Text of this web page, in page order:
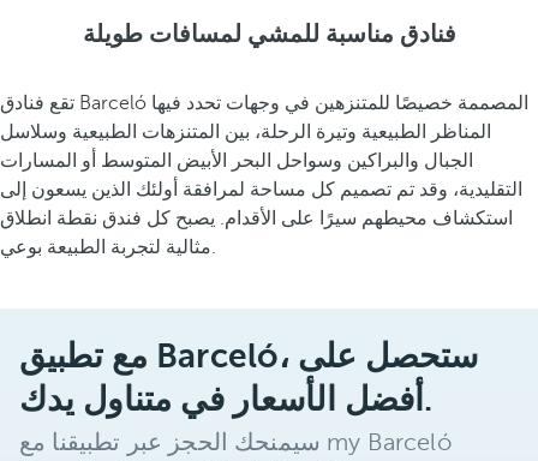
فنادق مناسبة للمشي لمسافات طويلة
تقع فنادق Barceló المصممة خصيصًا للمتنزهين في وجهات تحدد فيها
المناظر الطبيعية وتيرة الرحلة، بين المتنزهات الطبيعية وسلاسل
الجبال والبراكين وسواحل البحر الأبيض المتوسط أو المسارات
التقليدية، وقد تم تصميم كل مساحة لمرافقة أولئك الذين يسعون إلى
استكشاف محيطهم سيرًا على الأقدام. يصبح كل فندق نقطة انطلاق
مثالية لتجربة الطبيعة بوعي.
مع تطبيق Barceló، ستحصل على
أفضل الأسعار في متناول يدك.
سيمنحك الحجز عبر تطبيقنا مع my Barceló